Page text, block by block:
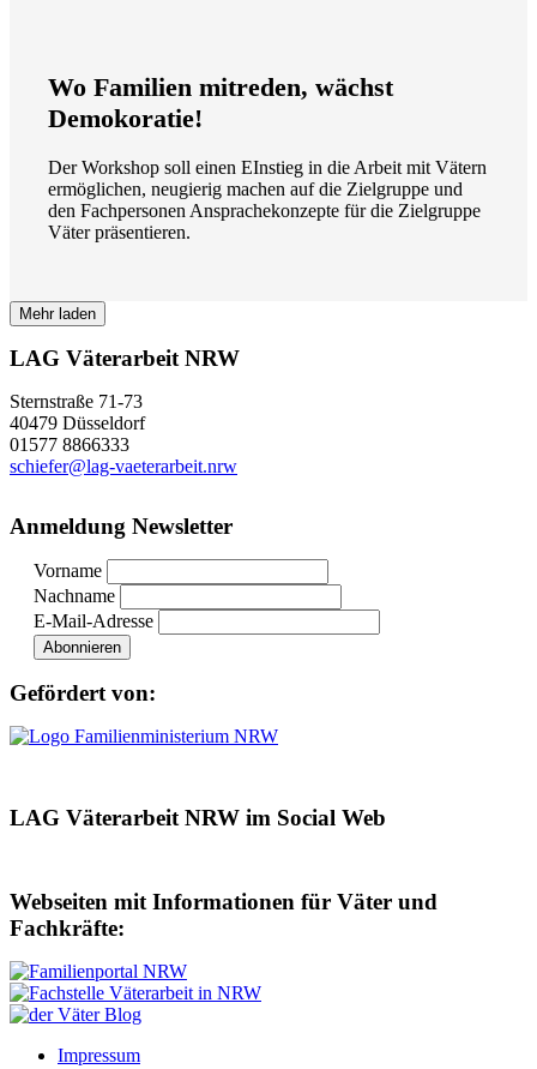
Wo Familien mitreden, wächst
Demokoratie!
Der Workshop soll einen EInstieg in die Arbeit mit Vätern
ermöglichen, neugierig machen auf die Zielgruppe und
den Fachpersonen Ansprachekonzepte für die Zielgruppe
Väter präsentieren.
Mehr laden
LAG Väterarbeit NRW
Sternstraße 71-73
40479 Düsseldorf
01577 8866333
schiefer@lag-vaeterarbeit.nrw
Anmeldung Newsletter
Vorname
Nachname
E-Mail-Adresse
Gefördert von:
LAG Väterarbeit NRW im Social Web
Webseiten mit Informationen für Väter und
Fachkräfte:
Impressum